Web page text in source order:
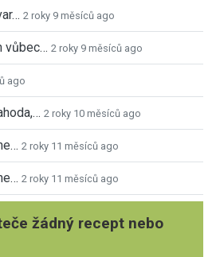
2 roky 9 měsíců ago
vůbec… 2 roky 9 měsíců ago
ago
2 roky 10 měsíců ago
2 roky 11 měsíců ago
2 roky 11 měsíců ago
žádný recept nebo